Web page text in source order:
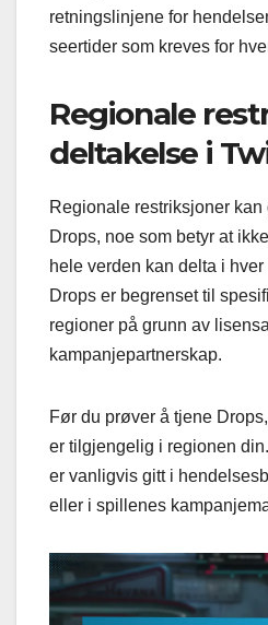
retningslinjene for
seertider som kreves for
Regionale
deltakelse i
Regionale restriksjoner kan
Drops, noe som betyr at
hele verden kan delta i
Drops er begrenset til
regioner på grunn av
kampanjepartnerskap.
Før du prøver å tjene
er tilgjengelig i regionen
er vanligvis gitt i
eller i spillenes